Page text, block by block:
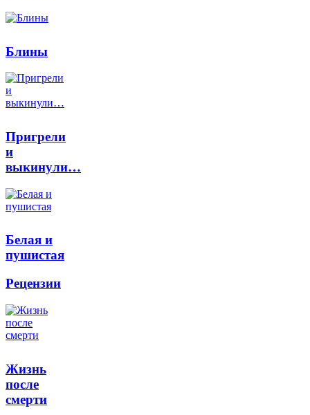
Блины
Пригрели
и
выкинули…
Белая и
пушистая
Рецензии
Жизнь
после
смерти